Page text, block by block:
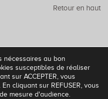
Retour en haut
nécessaires au bon
susceptibles de réaliser
sur ACCEPTER, vous
cliquant sur REFUSER, vous
mesure d'audience.